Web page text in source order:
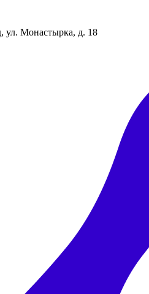
ул. Монастырка, д. 18